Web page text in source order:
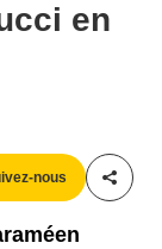
en
nous